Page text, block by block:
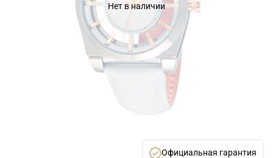
Нет в наличии
Официальная гарантия